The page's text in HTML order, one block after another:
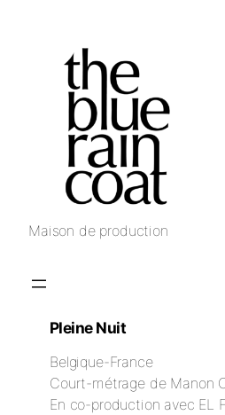
Maison de production
Pleine Nuit
Belgique-France
Court-métrage de Manon
En co-production avec EL